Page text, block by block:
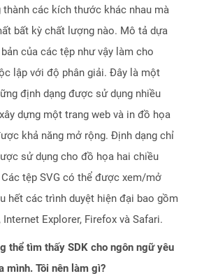
thành các kích thước khác nhau mà
bất kỳ chất lượng nào. Mô tả dựa
của các tệp như vậy làm cho
lập với độ phân giải. Đây là một
định dạng được sử dụng nhiều
dựng một trang web và in đồ họa
khả năng mở rộng. Định dạng chỉ
sử dụng cho đồ họa hai chiều
tệp SVG có thể được xem/mở
hết các trình duyệt hiện đại bao gồm
Internet Explorer, Firefox và Safari.
thể tìm thấy SDK cho ngôn ngữ yêu
mình. Tôi nên làm gì?